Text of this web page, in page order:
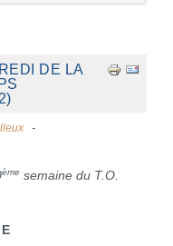
DE LA
ème semaine du T.O.